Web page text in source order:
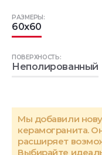
РАЗМЕРЫ:
60x60
ПОВЕРХНОСТЬ:
Неполированный
Мы добавили
керамогранита.
расширяет
Выбирайте